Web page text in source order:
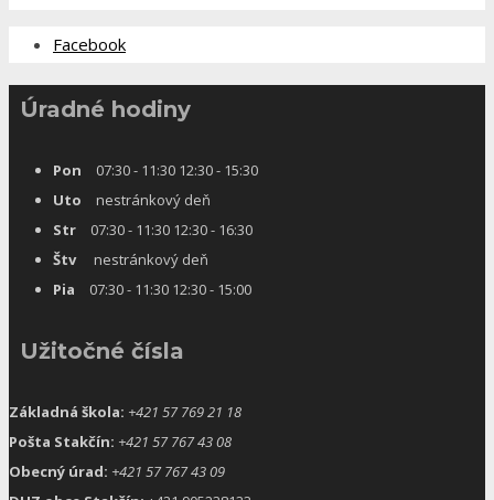
Facebook
Úradné hodiny
Pon 07:30 - 11:30 12:30 - 15:30
Uto nestránkový deň
Str 07:30 - 11:30 12:30 - 16:30
Štvnestránkový deň
Pia 07:30 - 11:30 12:30 - 15:00
Užitočné čísla
Základná škola: +421 57 769 21 18
Pošta Stakčín: +421 57 767 43 08
Obecný úrad: +421 57 767 43 09